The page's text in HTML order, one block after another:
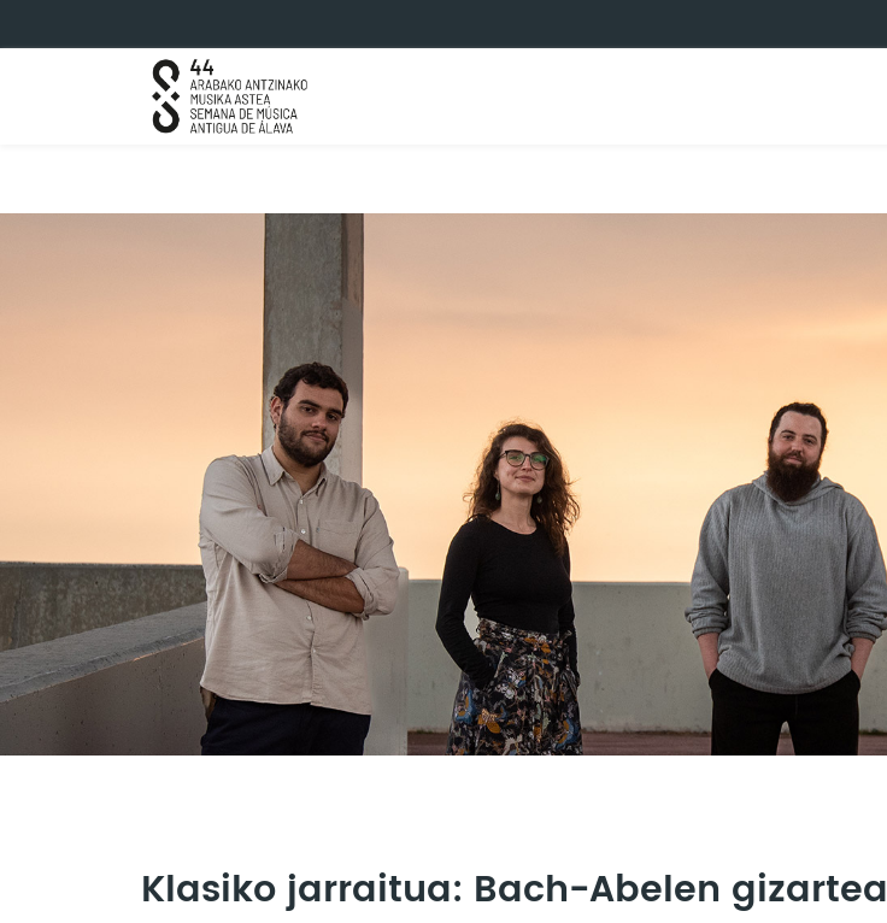
Klasiko jarraitua: Bach-Abelen gizartea